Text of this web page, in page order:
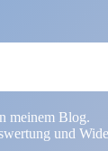
meinem Blog.
und